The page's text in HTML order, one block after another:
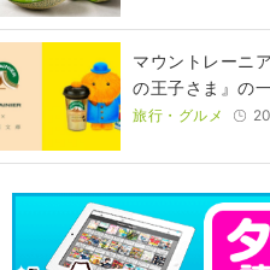
マウントレーニ
の王子さま』の
旅行・グルメ